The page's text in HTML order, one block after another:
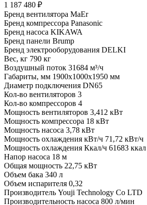
1 187 480 ₽
Бренд вентилятора MaEr
Бренд компрессора Panasonic
Бренд насоса KIKAWA
Бренд панели Brump
Бренд электрооборудования DELKI
Вес, кг 790 кг
Воздушный поток 31684 м³/ч
Габариты, мм 1900x1000x1950 мм
Диаметр подключения DN65
Кол-во вентиляторов 3
Кол-во компрессоров 4
Мощность вентиляторов 3,412 кВт
Мощность компрессора 18 кВт
Мощность насоса 3,78 кВт
Мощность охлаждения кВт/ч 71,72 кВт/ч
Мощность охлаждения Ккал/ч 61683 ккал
Напор насоса 18 м
Общая мощность 22,75 кВт
Объем бака 340 л
Объем испарителя 0,32
Производитель Youji Technology Co LTD
Производительность насоса 800 л/мин